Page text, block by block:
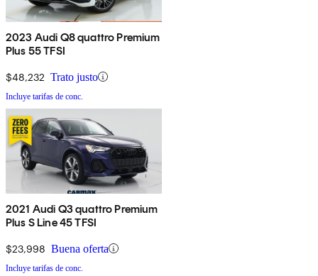
2023 Audi Q8 quattro Premium
Plus 55 TFSI
$48,232 Trato justo
Incluye tarifas de conc.
2021 Audi Q3 quattro Premium
Plus S Line 45 TFSI
$23,998 Buena oferta
Incluye tarifas de conc.